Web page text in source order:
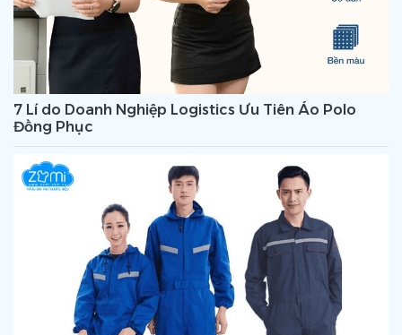
7 Lí do Doanh Nghiệp Logistics Ưu Tiên Áo Polo
Đồng Phục